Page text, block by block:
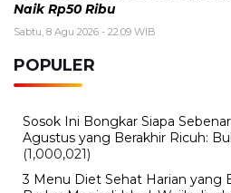
Naik Rp50 Ribu
Sabtu, 8 Agu 2026 - 22:09 WIB
POPULER
Sosok Ini Bongkar Siapa
Agustus yang Berakhir Ricuh:
(1,000,021)
3 Menu Diet Sehat Harian yang